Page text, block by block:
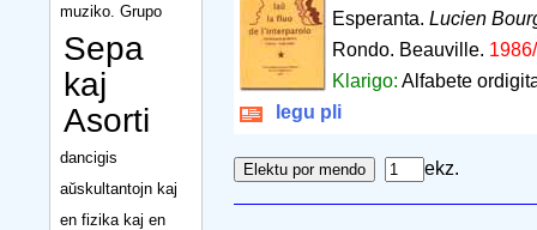
muziko. Grupo
Sepa
kaj
Asorti
dancigis
aŭskultantojn kaj
en fizika kaj en
Esperanta. Lucien
Rondo. Beauville.
Klarigo: Alfabete
legu pli
ekz.